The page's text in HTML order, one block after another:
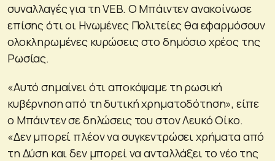
συναλλαγές για τη VEB. Ο Μπάιντεν ανακοίνωσε
επίσης ότι οι Ηνωμένες Πολιτείες θα εφαρμόσουν
ολοκληρωμένες κυρώσεις στο δημόσιο χρέος της
Ρωσίας.
«Αυτό σημαίνει ότι αποκόψαμε τη ρωσική
κυβέρνηση από τη δυτική χρηματοδότηση», είπε
ο Μπάιντεν σε δηλώσεις του στον Λευκό Οίκο.
«Δεν μπορεί πλέον να συγκεντρώσει χρήματα από
τη Δύση και δεν μπορεί να ανταλλάξει το νέο της